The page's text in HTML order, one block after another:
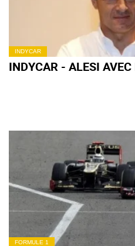
INDYCAR
INDYCAR - ALESI
FORMULE 1